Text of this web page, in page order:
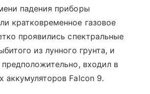
падения приборы
кратковременное газовое
проявились спектральные
из лунного грунта, и
входил в
аккумуляторов Falcon 9.